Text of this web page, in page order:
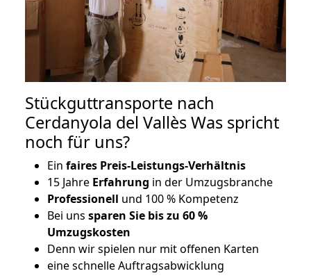
Stückguttransporte nach
Cerdanyola del Vallès Was spricht
noch für uns?
Ein faires Preis-Leistungs-Verhältnis
15 Jahre Erfahrung in der Umzugsbranche
Professionell und 100 % Kompetenz
Bei uns sparen Sie bis zu 60 %
Umzugskosten
Denn wir spielen nur mit offenen Karten
eine schnelle Auftragsabwicklung